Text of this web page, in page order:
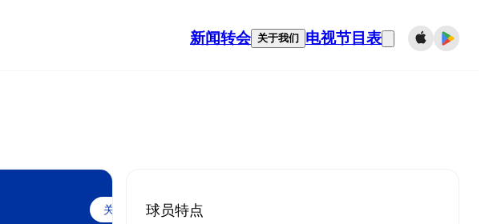
新闻转会 关于我们 电视节目表
关注 球员特点